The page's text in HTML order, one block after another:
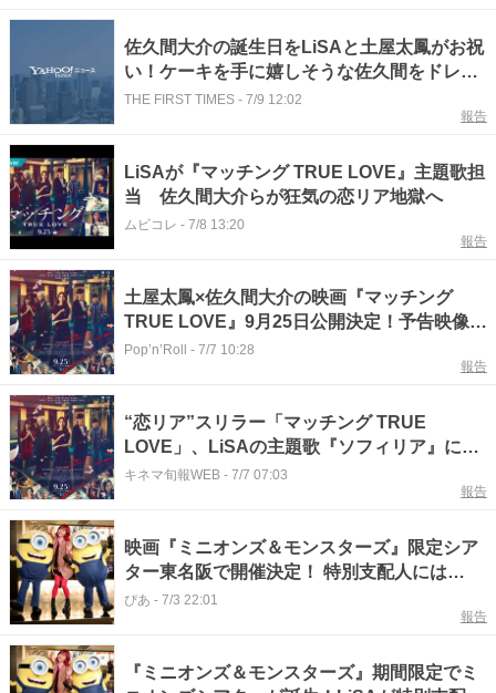
佐久間大介の誕生日をLiSAと土屋太鳳がお祝
い！ケーキを手に嬉しそうな佐久間をドレス
の2人が囲む姿に「豪華な3ショットだ！」
「さっくんの笑顔が最高」「可愛い3人組」
THE FIRST TIMES - 7/9 12:02
報告
LiSAが『マッチング TRUE LOVE』主題歌担
当 佐久間大介らが狂気の恋リア地獄へ
ムビコレ - 7/8 13:20
報告
土屋太鳳×佐久間大介の映画『マッチング
TRUE LOVE』9月25日公開決定！予告映像、
本ビジュアル、LiSAの主題歌が一挙解禁！
Pop’n’Roll - 7/7 10:28
報告
“恋リア”スリラー「マッチング TRUE
LOVE」、LiSAの主題歌『ソフィリア』にの
せた予告編解禁
キネマ旬報WEB - 7/7 07:03
報告
映画『ミニオンズ＆モンスターズ』限定シア
ター東名阪で開催決定！ 特別支配人には
LiSAが再び就任
ぴあ - 7/3 22:01
報告
『ミニオンズ＆モンスターズ』期間限定でミ